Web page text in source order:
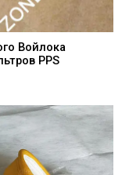
Войлока
PPS